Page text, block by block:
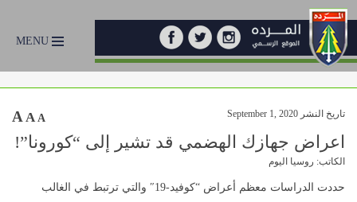
MENU
تاريخ النشر September 1, 2020 A A A
اعراض جهازك الهضمي قد تشير إلى “كورونا”!
الكاتب: روسيا اليوم
حددت الدراسات معظم أعراض “كوفيد-19″ والتي ترتبط في الغالب